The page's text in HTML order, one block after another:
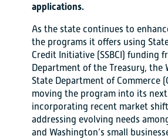
applications.
As the state continues to
the programs it offers using
Credit Initiative (SSBCI) funding
Department of the Treasury, the
State Department of Commerce
moving the program into its next
incorporating recent market
addressing evolving needs
and Washington’s small